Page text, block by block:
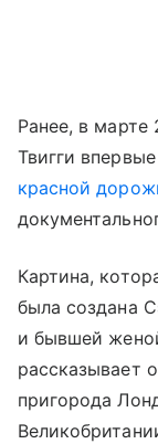
Ранее, в марте
Твигги
красной
Картина,
была создана
и бывшей
рассказывает
пригорода